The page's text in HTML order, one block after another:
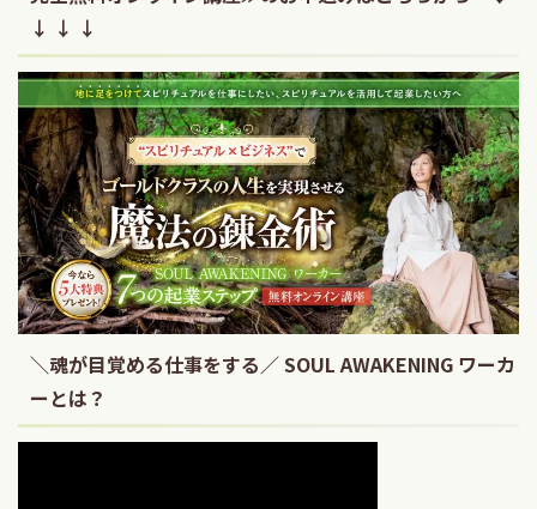
↓ ↓ ↓
＼魂が目覚める仕事をする／ SOUL AWAKENING ワーカ
ーとは？